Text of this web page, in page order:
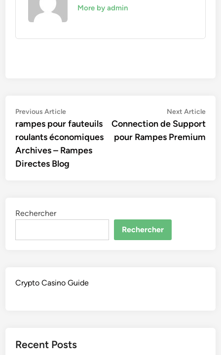
More by admin
Navigation
de
l’article
Previous ArticlePrevious
article:
rampes pour fauteuils
roulants économiques
Archives – Rampes
Directes Blog
Next Article
Connection de Support
pour Rampes Premium
Rechercher
Rechercher
Crypto Casino Guide
Recent Posts